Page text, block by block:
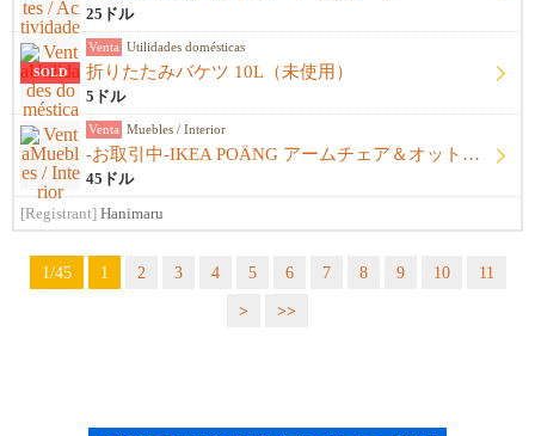
25ドル
SOLD
Venta Utilidades domésticas
折りたたみバケツ 10L（未使用）
5ドル
Venta Muebles / Interior
-お取引中-IKEA POÄNG アームチェア＆オットマンセット
45ドル
[Registrant] Hanimaru
1/45 1 2 3 4 5 6 7 8 9 10
11
>
>>